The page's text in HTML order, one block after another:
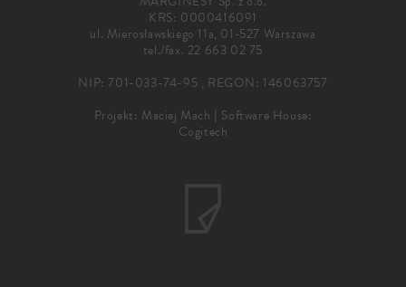
KRS: 0000416091
ul. Mierosławskiego 11a, 01-527 Warszawa
tel./fax. 22 663 02 75
NIP: 701-033-74-95 , REGON: 146063757
Projekt: Maciej Mach | Software House:
Cogitech